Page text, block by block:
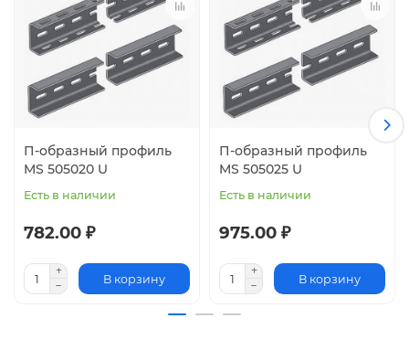
П-образный профиль
MS 505020 U
Есть в наличии
782.00 ₽
В корзину
П-образный профиль
MS 505025 U
Есть в наличии
975.00 ₽
В корзину